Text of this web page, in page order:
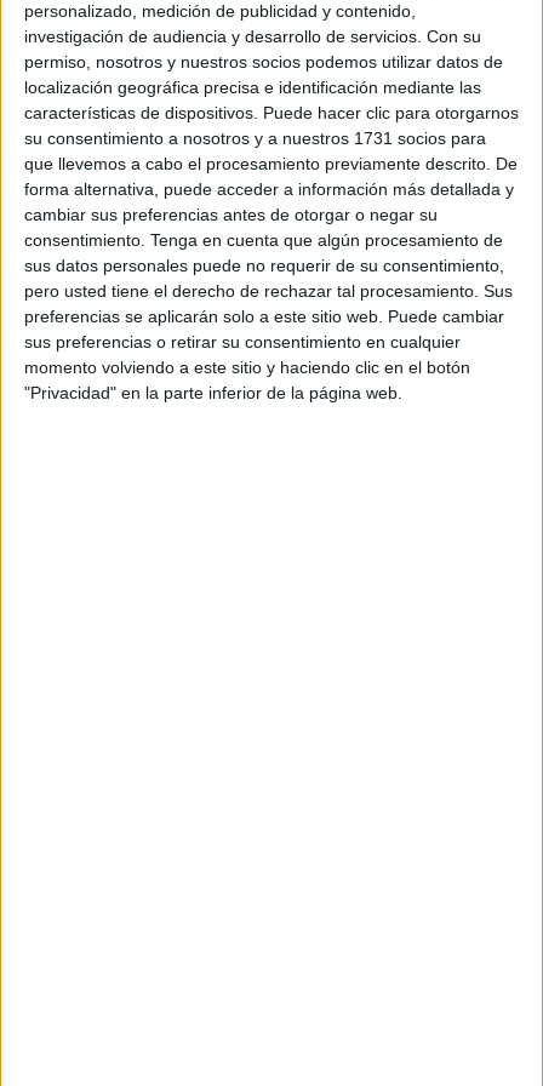
personalizado, medición de publicidad y contenido,
investigación de audiencia y desarrollo de servicios. Con su
permiso, nosotros y nuestros socios podemos utilizar datos de
localización geográfica precisa e identificación mediante las
características de dispositivos. Puede hacer clic para otorgarnos
su consentimiento a nosotros y a nuestros 1731 socios para
que llevemos a cabo el procesamiento previamente descrito. De
forma alternativa, puede acceder a información más detallada y
cambiar sus preferencias antes de otorgar o negar su
consentimiento. Tenga en cuenta que algún procesamiento de
sus datos personales puede no requerir de su consentimiento,
pero usted tiene el derecho de rechazar tal procesamiento. Sus
preferencias se aplicarán solo a este sitio web. Puede cambiar
sus preferencias o retirar su consentimiento en cualquier
momento volviendo a este sitio y haciendo clic en el botón
"Privacidad" en la parte inferior de la página web.
Fijando por tanto unmarco normativo y unos criterios
clarosa la hora de reglar el mecanismo de la sustitución,
ampliando y desarrollando lo preceptuado en el articulo 74
del Reglamento de Ingreso, Provisión de puestos de
Trabajo y Promoción profesional del Personal funcionario
al servicio de la Administración de Justicia.
Antecedentes de hechos
CCOO lleva años exigiendo, primero,la regulación de las
comisiones de servicio, de forma que, entre concursos
de traslado, las plazas vacantes se oferten públicamente
en comisión de servicio,aplicando los criterios de